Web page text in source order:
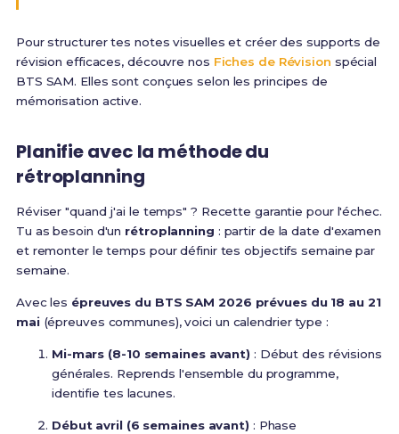
Pour structurer tes notes visuelles et créer des supports de
révision efficaces, découvre nos Fiches de Révision spécial
BTS SAM. Elles sont conçues selon les principes de
mémorisation active.
Planifie avec la méthode du
rétroplanning
Réviser "quand j'ai le temps" ? Recette garantie pour l'échec.
Tu as besoin d'un rétroplanning : partir de la date d'examen
et remonter le temps pour définir tes objectifs semaine par
semaine.
Avec les épreuves du BTS SAM 2026 prévues du 18 au 21
mai(épreuves communes), voici un calendrier type :
Mi-mars (8-10 semaines avant) : Début des révisions
générales. Reprends l'ensemble du programme,
identifie tes lacunes.
Début avril (6 semaines avant) : Phase